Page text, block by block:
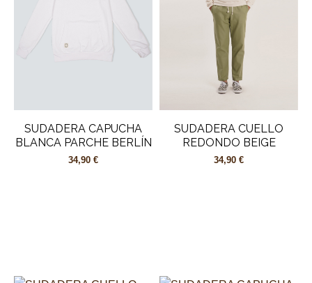
SUDADERA CAPUCHA
BLANCA PARCHE BERLÍN
34,90 €
SUDADERA CUELLO
REDONDO BEIGE
34,90 €